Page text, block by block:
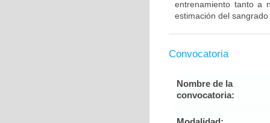
entrenamiento tanto a
estimación del
Convocatoria
Nombre de la
convocatoria: